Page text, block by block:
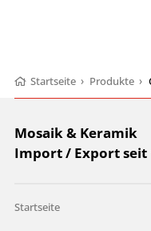
Startseite › Produkte ›
Mosaik & Keramik
Import / Export seit
Startseite